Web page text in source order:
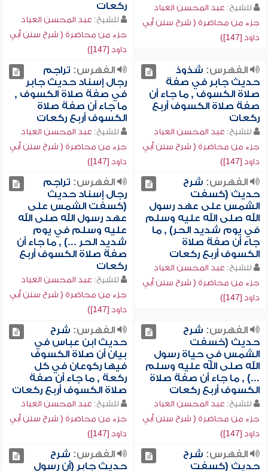
للشيخ: عبد المحسن العباد
جزء من محاضرة ( شرح سنن أبي
داود [147])
ركعات
للشيخ: عبد المحسن العباد
جزء من محاضرة ( شرح سنن أبي
داود [147])
الفهرس: شذوذ
حديث جابر في صفة
صلاة الكسوف , ما جاء أن
صفة صلاة الكسوف أربع
ركعات
للشيخ: عبد المحسن العباد
جزء من محاضرة ( شرح سنن أبي
داود [147])
الفهرس: تراجم
رجال إسناد حديث جابر
في صفة صلاة الكسوف ,
ما جاء أن صفة صلاة
الكسوف أربع ركعات
للشيخ: عبد المحسن العباد
جزء من محاضرة ( شرح سنن أبي
داود [147])
الفهرس: شرح
حديث (كسفت
الشمس على عهد رسول
الله صلى الله عليه وسلم
في يوم شديد الحر) , ما
جاء أن صفة صلاة
الكسوف أربع ركعات
للشيخ: عبد المحسن العباد
جزء من محاضرة ( شرح سنن أبي
داود [147])
الفهرس: تراجم
رجال إسناد حديث
(كسفت الشمس على
عهد رسول الله صلى الله
عليه وسلم في يوم
شديد الحر ...) , ما جاء أن
صفة صلاة الكسوف أربع
ركعات
للشيخ: عبد المحسن العباد
جزء من محاضرة ( شرح سنن أبي
داود [147])
الفهرس: شرح
حديث (خسفت
الشمس في حياة رسول
الله صلى الله عليه وسلم
...) , ما جاء أن صفة صلاة
الكسوف أربع ركعات
للشيخ: عبد المحسن العباد
جزء من محاضرة ( شرح سنن أبي
داود [147])
الفهرس: شرح
حديث ابن عباس في
بيان أن صلاة الكسوف
فيها ركوعان في كل
ركعة , ما جاء أن صفة
صلاة الكسوف أربع ركعات
للشيخ: عبد المحسن العباد
جزء من محاضرة ( شرح سنن أبي
داود [147])
الفهرس: شرح
حديث (كسفت
الفهرس: شرح
حديث جابر (أن رسول